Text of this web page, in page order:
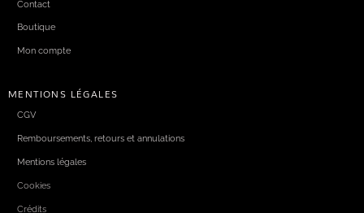
Contact
Boutique
Mon compte
MENTIONS LÉGALES
CGV
Remboursements, retours et annulations
Mentions légales
Cookies
Crédits